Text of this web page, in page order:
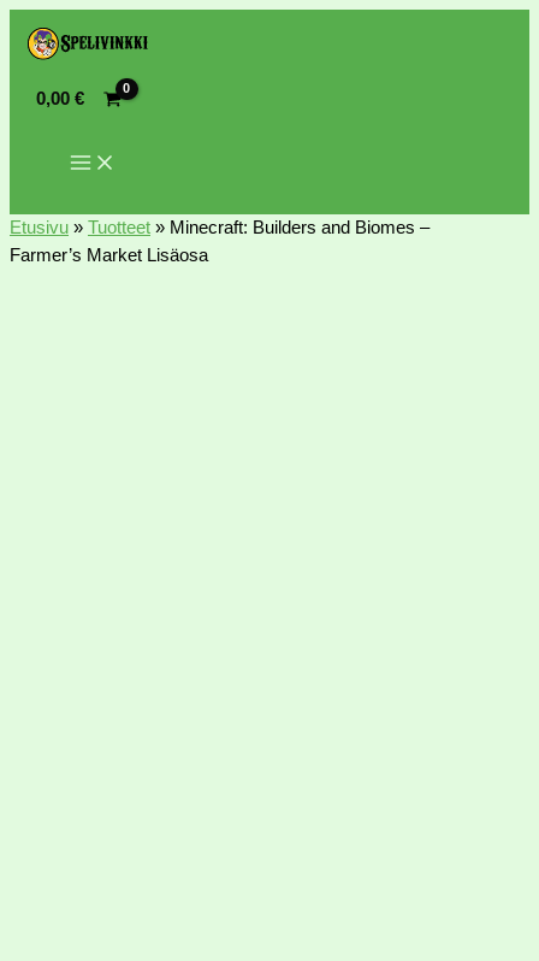
0,00€
Etusivu » Tuotteet » Minecraft: Builders and Biomes –
Farmer’s Market Lisäosa